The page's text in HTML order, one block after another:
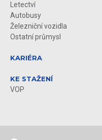
Letectví
Autobusy
Železniční vozidla
Ostatní průmysl
KARIÉRA
KE STAŽENÍ
VOP